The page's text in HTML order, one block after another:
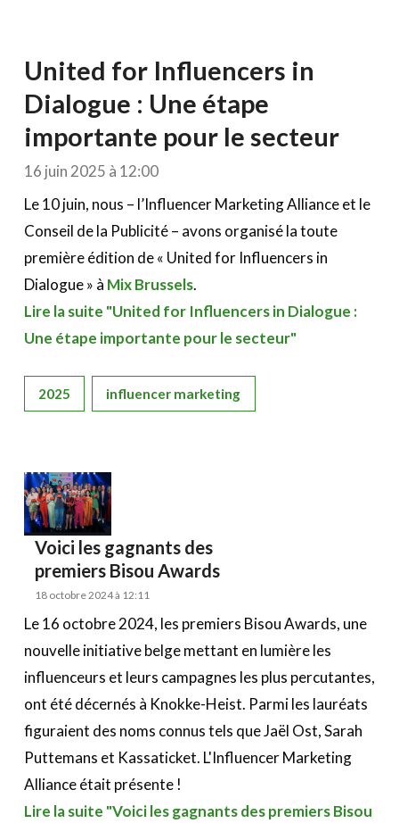
United for Influencers in
Dialogue : Une étape
importante pour le secteur
16 juin 2025 à 12:00
Le 10 juin, nous – l’Influencer Marketing Alliance et le
Conseil de la Publicité – avons organisé la toute
première édition de « United for Influencers in
Dialogue » à Mix Brussels.
Lire la suite "United for Influencers in Dialogue :
Une étape importante pour le secteur"
2025 influencer marketing
Voici les gagnants des
premiers Bisou Awards
18 octobre 2024 à 12:11
Le 16 octobre 2024, les premiers Bisou Awards, une
nouvelle initiative belge mettant en lumière les
influenceurs et leurs campagnes les plus percutantes,
ont été décernés à Knokke-Heist. Parmi les lauréats
figuraient des noms connus tels que Jaël Ost, Sarah
Puttemans et Kassaticket. L'Influencer Marketing
Alliance était présente !
Lire la suite "Voici les gagnants des premiers Bisou